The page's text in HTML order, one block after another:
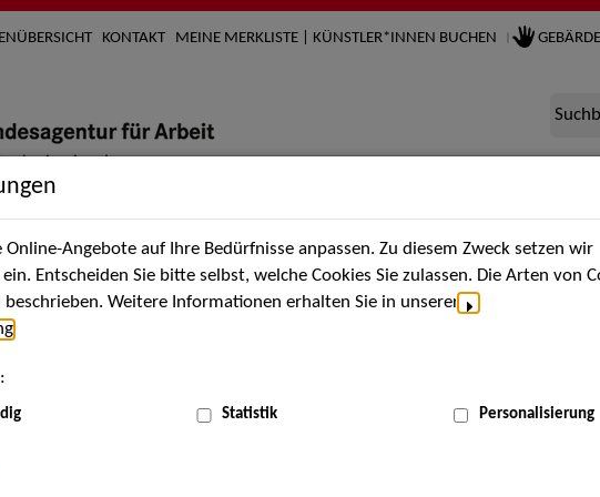
KONTAKT MEINE MERKLISTE | KÜNSTLER*INNEN BUCHEN
Künstler*innen Über uns Aktuelles Termine
MENÜ
Angebote auf Ihre Bedürfnisse anpassen. Zu diesem Zweck setzen wir
Entscheiden Sie bitte selbst, welche Cookies Sie zulassen. Die Arten von
Weitere Informationen erhalten Sie in unserer
Statistik Personalisierung